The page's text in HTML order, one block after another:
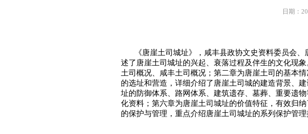
日期：
《唐崖土司城址》，咸丰县政协文史资料委员会、
述了唐崖土司城址的兴起、衰落过程及伴生的文化现
土司概况、咸丰土司概况；第二章为唐崖土司的基本
的选址和营造，详细介绍了唐崖土司城的建造背景、
址的防御体系、路网体系、建筑遗存、墓葬、重要遗
化资料；第六章为唐崖土司城址的价值特征，有效归
的保护与管理，重点介绍唐崖土司城址的系列保护管理